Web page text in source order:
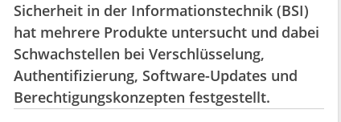
Sicherheit in der Informationstechnik (BSI)
hat mehrere Produkte untersucht und dabei
Schwachstellen bei Verschlüsselung,
Authentifizierung, Software-Updates und
Berechtigungskonzepten festgestellt.